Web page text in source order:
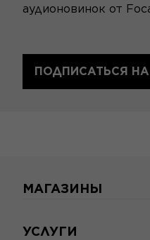
аудионовинок от
ПОДПИСАТЬСЯ
МАГАЗИНЫ
УСЛУГИ